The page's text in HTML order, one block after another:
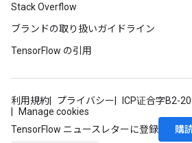
Stack Overflow
ブランドの取り扱いガイドライン
TensorFlow の引用
利用規約 プライバシー
ICP证合字B2-
Manage cookies
TensorFlow ニュースレターに登録
購